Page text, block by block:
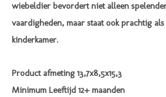
wiebeldier bevordert niet alleen
vaardigheden, maar staat ook prachtig
kinderkamer.
Product afmeting 13,7x8,5x15,3
Minimum Leeftijd 12+ maanden